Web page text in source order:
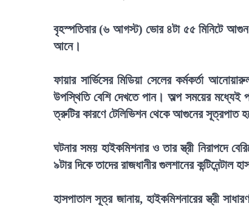
বৃহস্পতিবার (৬ আগস্ট) ভোর ৪টা ৫৫ মিনিটে আগুন
আনে।
ফায়ার সার্ভিসের মিডিয়া সেলের কর্মকর্তা
উপস্থিতি বেশি দেখতে পান। অল্প সময়ের মধ্যেই
ত্রুটির কারণে টেলিভিশন থেকে আগুনের সূত্রপাত
ঘটনার সময় হাইকমিশনার ও তার স্ত্রী নিরাপদে
৯টার দিকে তাদের রাজধানীর গুলশানের কন্টিনেন্টাল
হাসপাতাল সূত্র জানায়, হাইকমিশনারের স্ত্রী